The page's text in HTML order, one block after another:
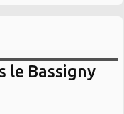
le Bassigny